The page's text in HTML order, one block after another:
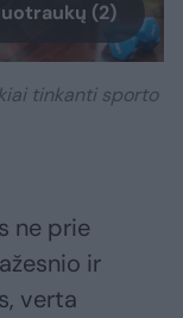
(2)
tinkanti sporto
ne prie
ir
verta